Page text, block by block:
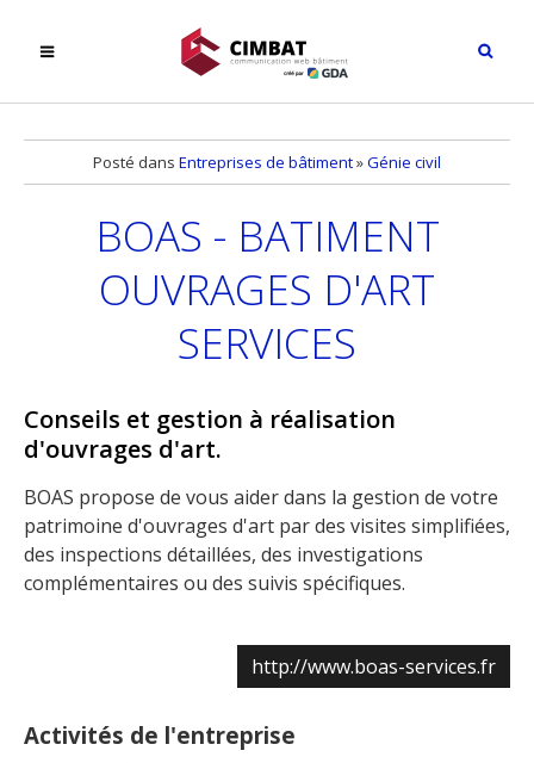
Posté dans Entreprises de bâtiment»Génie civil
BOAS - BATIMENT
OUVRAGES D'ART
SERVICES
Conseils et gestion à réalisation
d'ouvrages d'art.
BOAS propose de vous aider dans la gestion de votre
patrimoine d'ouvrages d'art par des visites simplifiées,
des inspections détaillées, des investigations
complémentaires ou des suivis spécifiques.
http://www.boas-services.fr
Activités de l'entreprise